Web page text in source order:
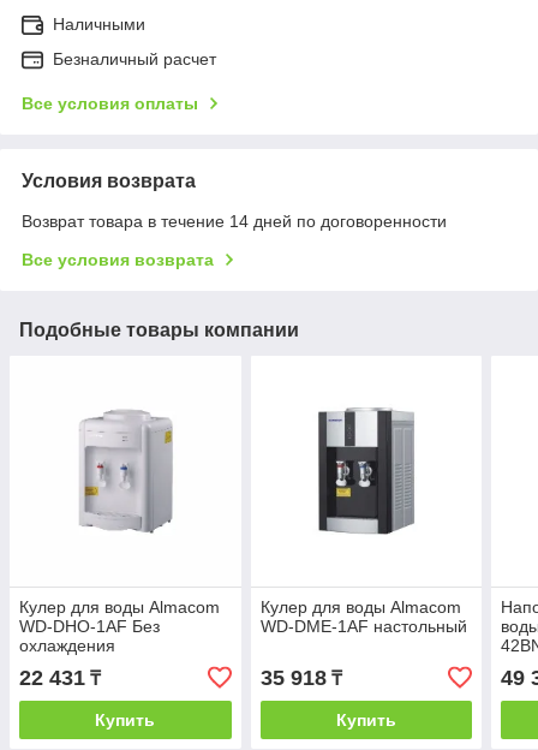
Наличными
Безналичный расчет
Все условия оплаты
Условия возврата
Возврат товара в течение 14 дней по договоренности
Все условия возврата
Подобные товары компании
Кулер для воды Almacom
WD-DНО-1AF Без
охлаждения
22 431 ₸
Купить
Кулер для воды Almacom
WD-DME-1AF настольный
35 918₸
Купить
49